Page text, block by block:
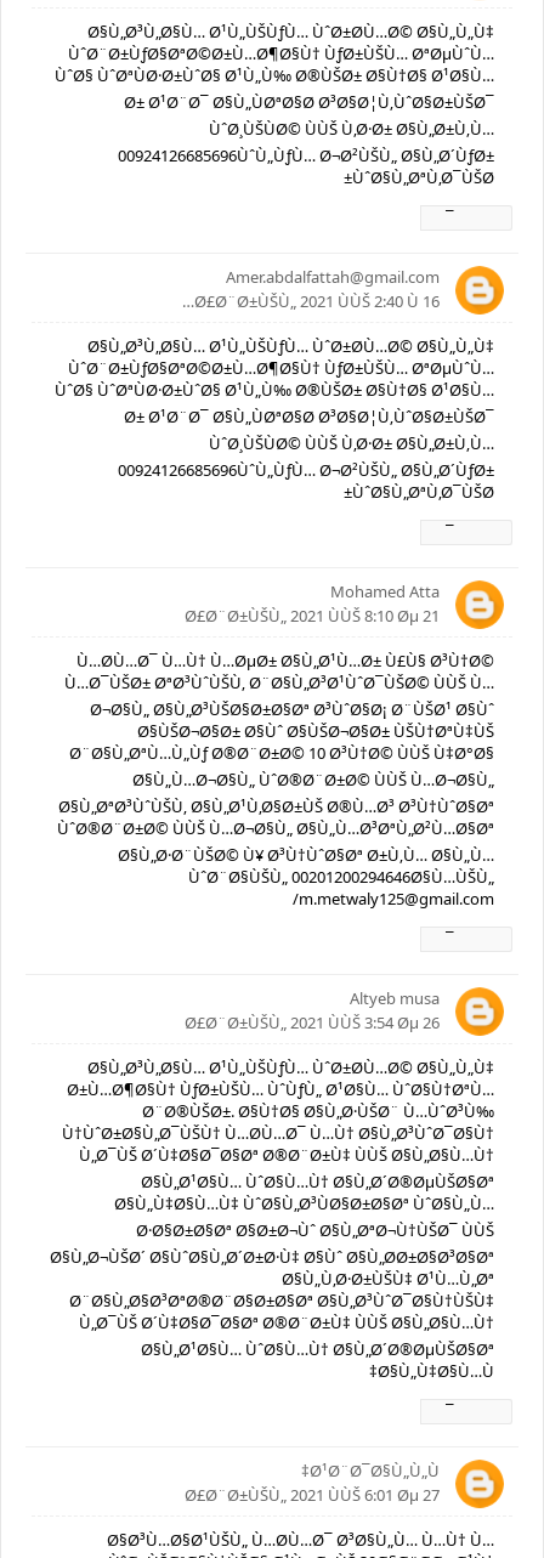
Ø§Ù„Ø³Ù„Ø§Ù… Ø¹Ù„ÙŠÙƒÙ… ÙˆØ±Ø­Ù…Ø© Ø§Ù„Ù„Ù‡
ÙˆØ¨Ø±ÙƒØ§ØªØ©Ø±Ù…Ø¶Ø§Ù† ÙƒØ±ÙŠÙ… ØªØµÙˆÙ…
ÙˆØ§ ÙˆØªÙØ·Ø±ÙˆØ§ Ø¹Ù„Ù‰ Ø®ÙŠØ± Ø§Ù†Ø§ Ø¹Ø§Ù…
Ø± Ø¹Ø¨Ø¯ Ø§Ù„ÙØªØ§Ø­ Ø³Ø§Ø¦Ù‚ÙˆØ§Ø±ÙŠØ¯
ÙˆØ¸ÙŠÙØ© ÙÙŠ Ù‚Ø·Ø± Ø§Ù„Ø±Ù‚Ù…
00924126685696ÙˆÙ„ÙƒÙ… Ø¬Ø²ÙŠÙ„ Ø§Ù„Ø´ÙƒØ±
ÙˆØ§Ù„ØªÙ‚Ø¯ÙŠØ±
Amer.abdalfattah@gmail.com
16 Ø£Ø¨Ø±ÙŠÙ„ 2021 ÙÙŠ 2:40 Ù…
Ø§Ù„Ø³Ù„Ø§Ù… Ø¹Ù„ÙŠÙƒÙ… ÙˆØ±Ø­Ù…Ø© Ø§Ù„Ù„Ù‡
ÙˆØ¨Ø±ÙƒØ§ØªØ©Ø±Ù…Ø¶Ø§Ù† ÙƒØ±ÙŠÙ… ØªØµÙˆÙ…
ÙˆØ§ ÙˆØªÙØ·Ø±ÙˆØ§ Ø¹Ù„Ù‰ Ø®ÙŠØ± Ø§Ù†Ø§ Ø¹Ø§Ù…
Ø± Ø¹Ø¨Ø¯ Ø§Ù„ÙØªØ§Ø­ Ø³Ø§Ø¦Ù‚ÙˆØ§Ø±ÙŠØ¯
ÙˆØ¸ÙŠÙØ© ÙÙŠ Ù‚Ø·Ø± Ø§Ù„Ø±Ù‚Ù…
00924126685696ÙˆÙ„ÙƒÙ… Ø¬Ø²ÙŠÙ„ Ø§Ù„Ø´ÙƒØ±
ÙˆØ§Ù„ØªÙ‚Ø¯ÙŠØ±
Mohamed Atta
21 Ø£Ø¨Ø±ÙŠÙ„ 2021 ÙÙŠ 8:10 Øµ
Ù…Ø­Ù…Ø¯ Ù…Ù† Ù…ØµØ± Ø§Ù„Ø¹Ù…Ø± Ù£Ù§ Ø³Ù†Ø©
Ù…Ø¯ÙŠØ± ØªØ³ÙˆÙŠÙ‚ Ø¨Ø§Ù„Ø³Ø¹ÙˆØ¯ÙŠØ© ÙÙŠ Ù…
Ø¬Ø§Ù„ Ø§Ù„Ø³ÙŠØ§Ø±Ø§Øª Ø³ÙˆØ§Ø¡ Ø¨ÙŠØ¹ Ø§Ùˆ
Ø§ÙŠØ¬Ø§Ø± Ø§Ùˆ Ø§ÙŠØ¬Ø§Ø± ÙŠÙ†ØªÙ‡ÙŠ
Ø¨Ø§Ù„ØªÙ…Ù„Ùƒ Ø®Ø¨Ø±Ø© 10 Ø³Ù†Ø© ÙÙŠ Ù‡Ø°Ø§
Ø§Ù„Ù…Ø¬Ø§Ù„ ÙˆØ®Ø¨Ø±Ø© ÙÙŠ Ù…Ø¬Ø§Ù„
Ø§Ù„ØªØ³ÙˆÙŠÙ‚ Ø§Ù„Ø¹Ù‚Ø§Ø±ÙŠ Ø®Ù…Ø³ Ø³Ù†ÙˆØ§Øª
ÙˆØ®Ø¨Ø±Ø© ÙÙŠ Ù…Ø¬Ø§Ù„ Ø§Ù„Ù…Ø³ØªÙ„Ø²Ù…Ø§Øª
Ø§Ù„Ø·Ø¨ÙŠØ© Ù¥ Ø³Ù†ÙˆØ§Øª Ø±Ù‚Ù… Ø§Ù„Ù…
ÙˆØ¨Ø§ÙŠÙ„ 00201200294646Ø§Ù…ÙŠÙ„
/m.metwaly125@gmail.com
Altyeb musa
26 Ø£Ø¨Ø±ÙŠÙ„ 2021 ÙÙŠ 3:54 Øµ
Ø§Ù„Ø³Ù„Ø§Ù… Ø¹Ù„ÙŠÙƒÙ… ÙˆØ±Ø­Ù…Ø© Ø§Ù„Ù„Ù‡
Ø±Ù…Ø¶Ø§Ù† ÙƒØ±ÙŠÙ… ÙˆÙƒÙ„ Ø¹Ø§Ù… ÙˆØ§Ù†ØªÙ…
Ø¨Ø®ÙŠØ±. Ø§Ù†Ø§ Ø§Ù„Ø·ÙŠØ¨ Ù…ÙˆØ³Ù‰
Ù†ÙˆØ±Ø§Ù„Ø¯ÙŠÙ† Ù…Ø­Ù…Ø¯ Ù…Ù† Ø§Ù„Ø³ÙˆØ¯Ø§Ù†
Ù„Ø¯ÙŠ Ø´Ù‡Ø§Ø¯Ø§Øª Ø®Ø¨Ø±Ù‡ ÙÙŠ Ø§Ù„Ø§Ù…Ù†
Ø§Ù„Ø¹Ø§Ù… ÙˆØ§Ù…Ù† Ø§Ù„Ø´Ø®ØµÙŠØ§Øª
Ø§Ù„Ù‡Ø§Ù…Ù‡ ÙˆØ§Ù„Ø³ÙØ§Ø±Ø§Øª ÙˆØ§Ù„Ù…
Ø·Ø§Ø±Ø§Øª Ø§Ø±Ø¬Ùˆ Ø§Ù„ØªØ¬Ù†ÙŠØ¯ ÙÙŠ
Ø§Ù„Ø¬ÙŠØ´ Ø§ÙˆØ§Ù„Ø´Ø±Ø·Ù‡ Ø§Ùˆ Ø§Ù„Ø­Ø±Ø§Ø³Ø§Øª
Ø§Ù„Ù‚Ø·Ø±ÙŠÙ‡ Ø¹Ù…Ù„Øª
Ø¨Ø§Ù„Ø§Ø³ØªØ®Ø¨Ø§Ø±Ø§Øª Ø§Ù„Ø³ÙˆØ¯Ø§Ù†ÙŠÙ‡
Ù„Ø¯ÙŠ Ø´Ù‡Ø§Ø¯Ø§Øª Ø®Ø¨Ø±Ù‡ ÙÙŠ Ø§Ù„Ø§Ù…Ù†
Ø§Ù„Ø¹Ø§Ù… ÙˆØ§Ù…Ù† Ø§Ù„Ø´Ø®ØµÙŠØ§Øª
Ø§Ù„Ù‡Ø§Ù…Ù‡
Ø¹Ø¨Ø¯Ø§Ù„Ù„Ù‡
27 Ø£Ø¨Ø±ÙŠÙ„ 2021 ÙÙŠ 6:01 Øµ
Ø§Ø³Ù…Ø§Ø¹ÙŠÙ„ Ù…Ø­Ù…Ø¯ Ø³Ø§Ù„Ù… Ù…Ù† Ù…